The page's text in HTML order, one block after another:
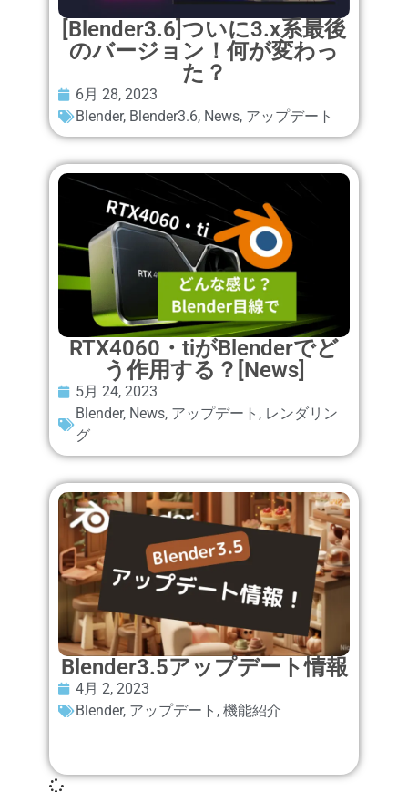
[Blender3.6]ついに3.x系最後
のバージョン！何が変わっ
た？
6月 28, 2023
Blender, Blender3.6, News, アップデート
RTX4060・tiがBlenderでど
う作用する？[News]
5月 24, 2023
Blender, News, アップデート , レンダリン
グ
Blender3.5アップデート情報
4月 2, 2023
Blender, アップデート , 機能紹介